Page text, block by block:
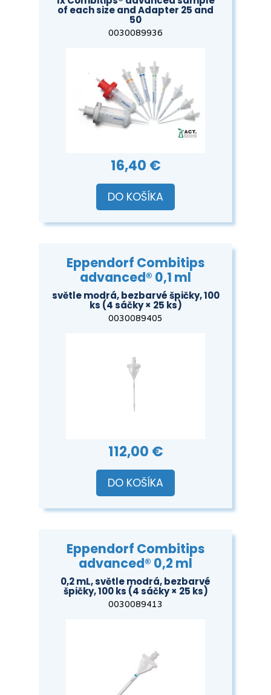
of each size and Adapter 25 and
50
0030089936
16,40 €
DO KOŠÍKA
Eppendorf Combitips
advanced® 0,1 ml
světle modrá, bezbarvé špičky, 100
ks (4 sáčky × 25 ks)
0030089405
112,00 €
DO KOŠÍKA
Eppendorf Combitips
advanced® 0,2 ml
0,2 mL, světle modrá, bezbarvé
špičky, 100 ks (4 sáčky × 25 ks)
0030089413